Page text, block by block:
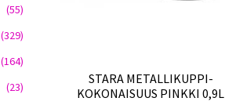
STARA METALLIKUPPI-
KOKONAISUUS PINKKI 0,9L
(55)
(329)
(164)
(23)